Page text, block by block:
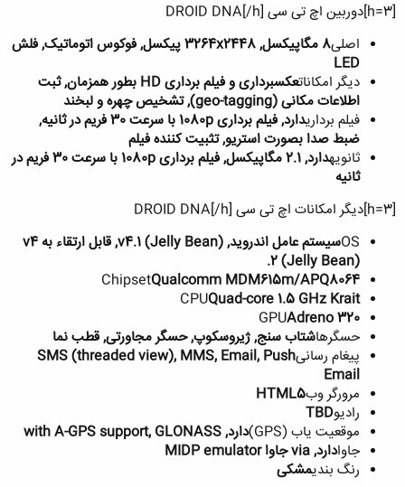
[h=3]دوربین اچ تی سی DROID DNA[/h]
اصلی
8 مگاپیکسل, 3264x2448 پیکسل, فوکوس اتوماتیک, فلش
LED
دیگر امکانات
عکسبرداری و فیلم برداری HD بطور همزمان, ثبت
اطلاعات مکانی (geo-tagging), تشخیص چهره و لبخند
فیلم برداری
دارد, فیلم برداری 1080p با سرعت 30 فریم در ثانیه,
ضبط صدا بصورت استریو, تثبیت کننده فیلم
ثانویه
دارد, 2.1 مگاپیکسل, فیلم برداری 1080p با سرعت 30 فریم در
ثانیه
[h=3]دیگر امکانات اچ تی سی DROID DNA[/h]
OS
سیستم عامل اندروید, v4.1 (Jelly Bean), قابل ارتقاء به v4
.2 (Jelly Bean)
ChipsetQualcomm MDM615m/APQ8064
CPUQuad-core 1.5 GHz Krait
GPUAdreno 320
حسگرهاشتاب سنج, ژیروسکوپ, حسگر مجاورتی, قطب نما
پیغام رسانیSMS (threaded view), MMS, Email, Push
Email
مرورگر وبHTML5
رادیوTBD
موقعیت یاب (GPS)
دارد, with A-GPS support, GLONASS
جاوادارد, via جاوا MIDP emulator
رنگ بندیمشكی